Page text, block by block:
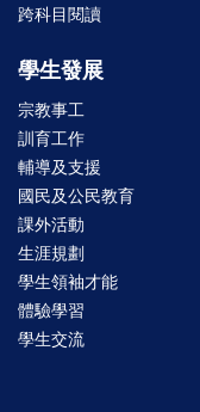
跨科目閱讀
學生發展
宗教事工
訓育工作
輔導及支援
國民及公民教育
課外活動
生涯規劃
學生領袖才能
體驗學習
學生交流